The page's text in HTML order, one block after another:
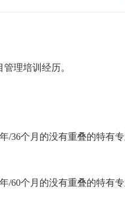
理培训经历。
36个月的没有重叠的特有专
60个月的没有重叠的特有专